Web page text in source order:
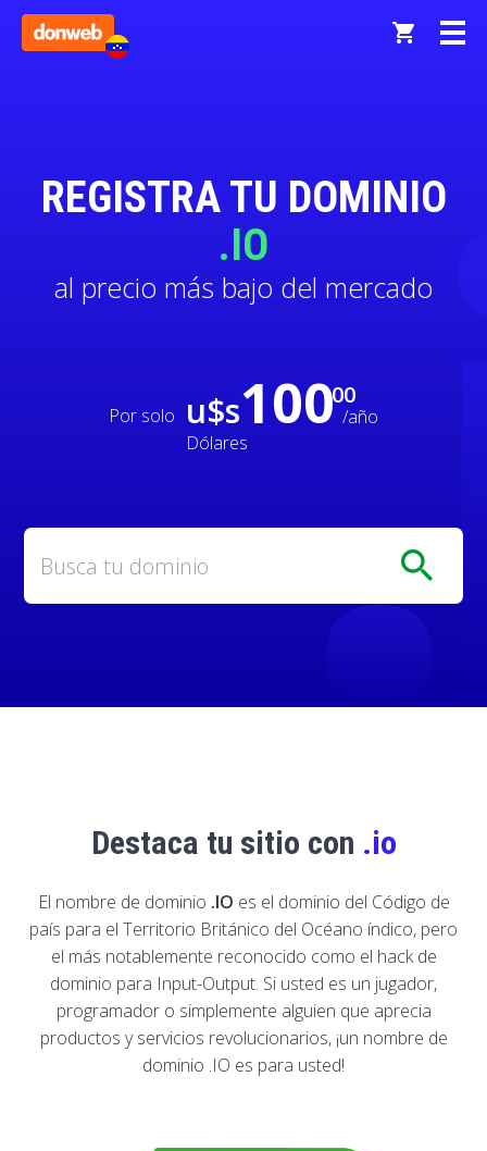
REGISTRA TU DOMINIO
.IO
al precio más bajo del mercado
Por solo u$s10000
/año
Dólares
search
Destaca tu sitio con .io
El nombre de dominio .IO es el dominio del Código de
país para el Territorio Británico del Océano índico, pero
el más notablemente reconocido como el hack de
dominio para Input-Output. Si usted es un jugador,
programador o simplemente alguien que aprecia
productos y servicios revolucionarios, ¡un nombre de
dominio .IO es para usted!